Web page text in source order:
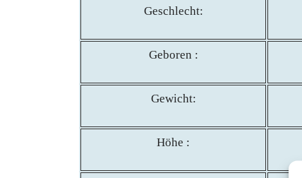
Geschlecht:
Geboren :
Gewicht:
Höhe :